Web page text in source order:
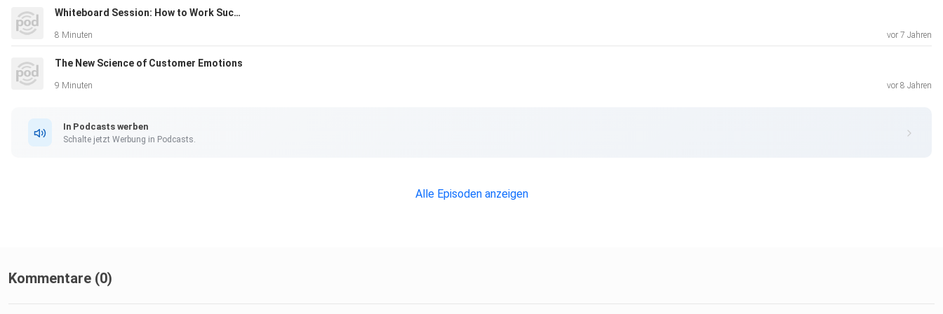
Whiteboard Session: How to Work Successfully Across Borders
8 Minuten vor 7 Jahren
The New Science of Customer Emotions
9 Minuten vor 8 Jahren
In Podcasts werben
Schalte jetzt Werbung in Podcasts.
Alle Episoden anzeigen
Kommentare (0)